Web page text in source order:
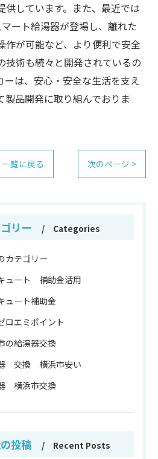
供しています。また、最近では
ート給湯器が登場し、離れた
作が可能など、より便利で安全
技術も続々と開発されているの
ーは、安心・安全な生活を支え
製品開発に取り組んでおりま
一覧に戻る 次のページ >
リー Categories
カテゴリー
ュート 補助金活用
ュート補助金
ロエミポイント
の給湯器交換
交換 横浜市安い
横浜市交換
投稿 Recent Posts